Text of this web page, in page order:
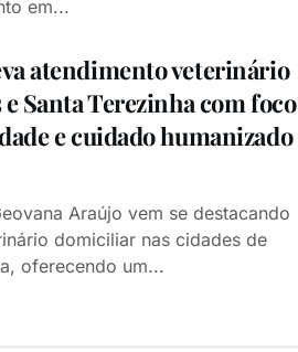
em...
atendimento veterinário
Santa Terezinha com foco
e cuidado humanizado
Araújo vem se destacando
domiciliar nas cidades de
oferecendo um...